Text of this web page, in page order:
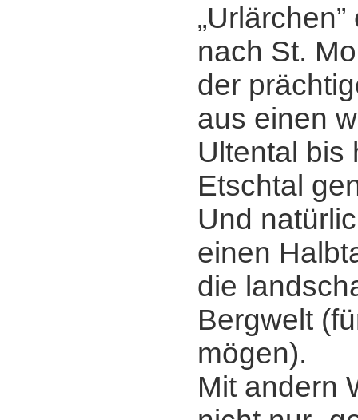
nach St.
der
aus einen
Ultental bis
Etschtal
Und
einen
die
Bergwelt
mögen).
Mit andern